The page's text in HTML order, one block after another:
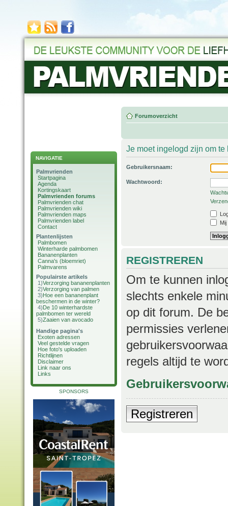
NAVIGATIE
Palmvrienden
Startpagina
Agenda
Kortingskaart
Palmvrienden forums
Palmvrienden chat
Palmvrienden wiki
Palmvrienden maps
Palmvrienden label
Contact
Plantenlijsten
Palmbomen
Winterharde palmbomen
Bananenplanten
Canna's (bloemriet)
Palmvarens
Populairste artikels
1)Verzorging bananenplanten
2)Verzorging van palmen
3)Hoe een bananenplant
beschermen in de winter?
4)De 10 winterhardste
palmbomen ter wereld
5)Zaaien van avocado
Handige pagina's
Exoten adressen
Veel gestelde vragen
Hoe foto's uploaden
Richtlijnen
Disclaimer
Link naar ons
Links
SPONSORS
Forumoverzicht
Je moet ingelogd zijn om
Gebruikersnaam:
Wachtwoord:
REGISTREREN
Om te kunnen
slechts enkele
op dit forum. De
permissies
regels altijd te
Registreren